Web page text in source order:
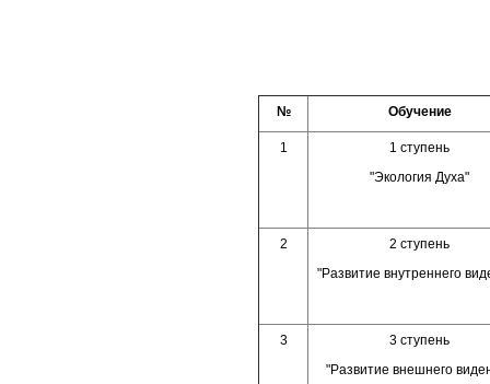
№ Обучение
1
1 ступень
"Экология Духа"
2
2 ступень
"Развитие внутреннего
3
3 ступень
"Развитие внешнего